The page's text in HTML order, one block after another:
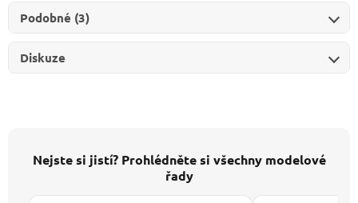
Podobné (3)
Diskuze
Nejste si jistí? Prohlédněte si všechny modelové
řady